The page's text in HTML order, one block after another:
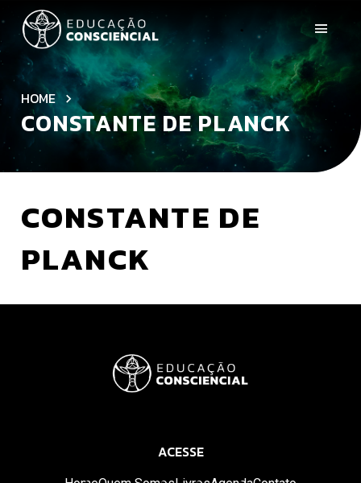
HOME
CONSTANTE DE PLANCK
CONSTANTE DE
PLANCK
ACESSE